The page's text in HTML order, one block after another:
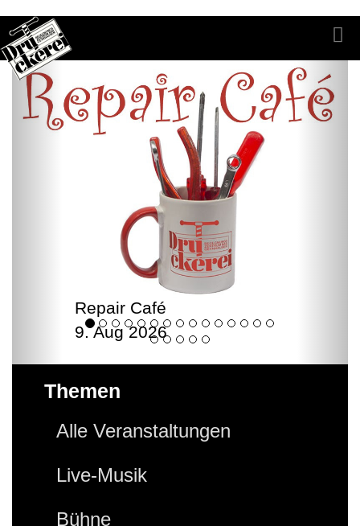
Repair Café
9. Aug 2026
Themen
Alle Veranstaltungen
Live-Musik
Bühne